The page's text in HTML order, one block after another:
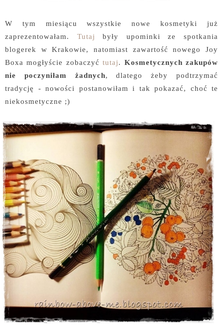
W tym miesiącu wszystkie nowe kosmetyki już
zaprezentowałam. Tutaj były upominki ze spotkania
blogerek w Krakowie, natomiast zawartość nowego Joy
Boxa mogłyście zobaczyćtutaj. Kosmetycznych zakupów
nie poczyniłam żadnych, dlatego żeby podtrzymać
tradycję - nowości postanowiłam i tak pokazać, choć te
niekosmetyczne ;)